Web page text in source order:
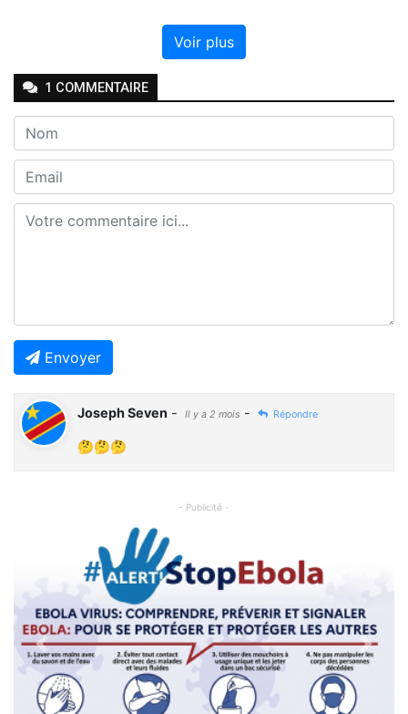
Voir plus
1 COMMENTAIRE
Envoyer
Joseph Seven - Il y a 2 mois - Répondre
🤔🤔🤔
- Publicité -
Previous Next